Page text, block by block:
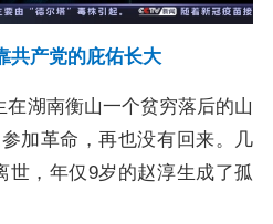
共产党的庇佑长大
在湖南衡山一个贫穷落后的山
加革命，再也没有回来。几
世，年仅9岁的赵淳生成了孤